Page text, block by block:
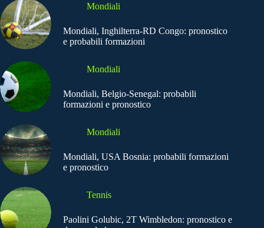
Mondiali
Mondiali, Inghilterra-RD Congo: pronostico
e probabili formazioni
Mondiali
Mondiali, Belgio-Senegal: probabili
formazioni e pronostico
Mondiali
Mondiali, USA Bosnia: probabili formazioni
e pronostico
Tennis
Paolini Golubic, 2T Wimbledon: pronostico e